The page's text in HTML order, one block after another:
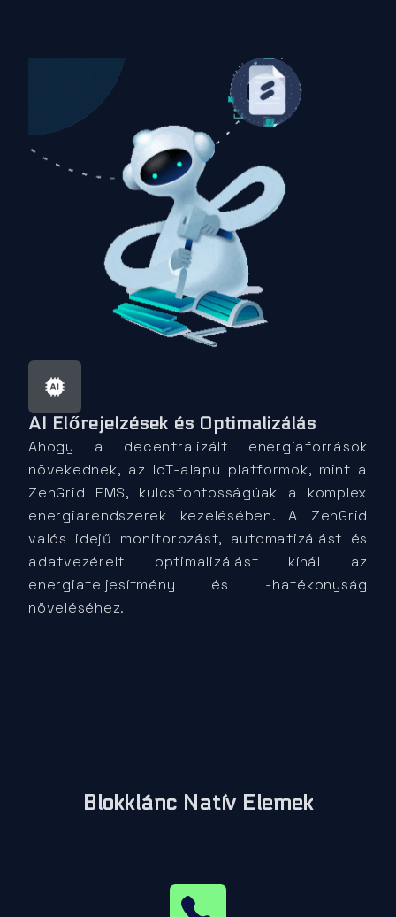
AI Előrejelzések és Optimalizálás
Ahogy a decentralizált energiaforrások
növekednek, az IoT-alapú platformok, mint a
ZenGrid EMS, kulcsfontosságúak a komplex
energiarendszerek kezelésében. A ZenGrid
valós idejű monitorozást, automatizálást és
adatvezérelt optimalizálást kínál az
energiateljesítmény és -hatékonyság
növeléséhez.
Blokklánc Natív Elemek